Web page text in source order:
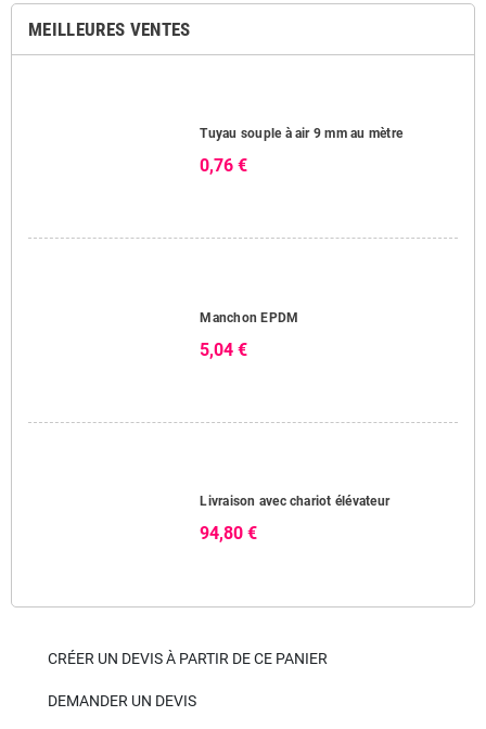
MEILLEURES VENTES
Tuyau souple à air 9 mm au mètre
0,76 €
Manchon EPDM
5,04 €
Livraison avec chariot élévateur
94,80 €
CRÉER UN DEVIS À PARTIR DE CE PANIER
DEMANDER UN DEVIS